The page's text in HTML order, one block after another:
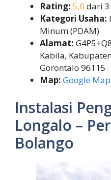
Rating: 5,0 dari
Kategori Usaha:
Minum (PDAM)
Alamat:
Kabila,
Gorontalo 96115
Map: Google Map
Instalasi
Longalo –
Bolango